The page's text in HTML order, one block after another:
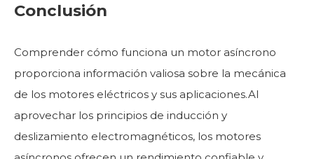
Conclusión
Comprender cómo funciona un motor asíncrono
proporciona información valiosa sobre la mecánica
de los motores eléctricos y sus aplicaciones.Al
aprovechar los principios de inducción y
deslizamiento electromagnéticos, los motores